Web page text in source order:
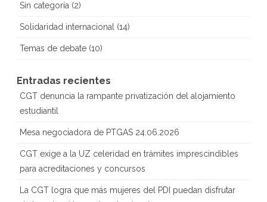
Sin categoría (2)
Solidaridad internacional (14)
Temas de debate (10)
Entradas recientes
CGT denuncia la rampante privatización del alojamiento
estudiantil
Mesa negociadora de PTGAS 24.06.2026
CGT exige a la UZ celeridad en trámites imprescindibles
para acreditaciones y concursos
La CGT logra que más mujeres del PDI puedan disfrutar